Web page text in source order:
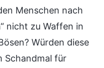
Menschen nach
nicht zu Waffen in
Würden diese
Schandmal für